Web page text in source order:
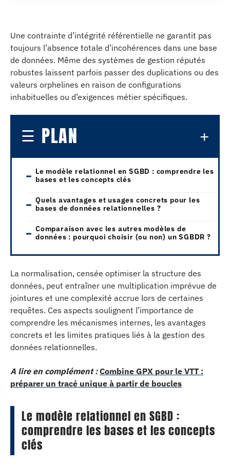
Une contrainte d’intégrité référentielle ne garantit pas
toujours l’absence totale d’incohérences dans une base
de données. Même des systèmes de gestion réputés
robustes laissent parfois passer des duplications ou des
valeurs orphelines en raison de configurations
inhabituelles ou d’exigences métier spécifiques.
PLAN
Le modèle relationnel en SGBD : comprendre les
bases et les concepts clés
Quels avantages et usages concrets pour les
bases de données relationnelles ?
Comparaison avec les autres modèles de
données : pourquoi choisir (ou non) un SGBDR ?
La normalisation, censée optimiser la structure des
données, peut entraîner une multiplication imprévue de
jointures et une complexité accrue lors de certaines
requêtes. Ces aspects soulignent l’importance de
comprendre les mécanismes internes, les avantages
concrets et les limites pratiques liés à la gestion des
données relationnelles.
A lire en complément : Combine GPX pour le VTT :
préparer un tracé unique à partir de boucles
Le modèle relationnel en SGBD :
comprendre les bases et les concepts
clés